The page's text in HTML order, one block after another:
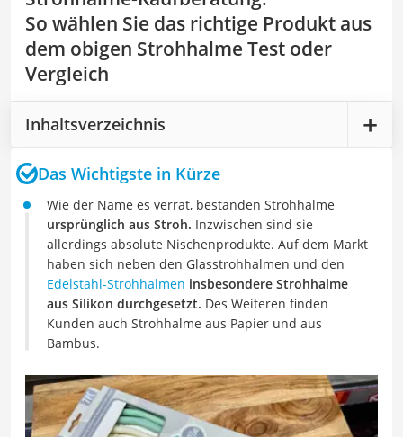
So wählen Sie das richtige Produkt aus
dem obigen Strohhalme Test oder
Vergleich
Inhaltsverzeichnis
Das Wichtigste in Kürze
Wie der Name es verrät, bestanden Strohhalme
ursprünglich aus Stroh. Inzwischen sind sie
allerdings absolute Nischenprodukte. Auf dem Markt
haben sich neben den Glasstrohhalmen und den
Edelstahl-Strohhalmen insbesondere Strohhalme
aus Silikon durchgesetzt. Des Weiteren finden
Kunden auch Strohhalme aus Papier und aus
Bambus.